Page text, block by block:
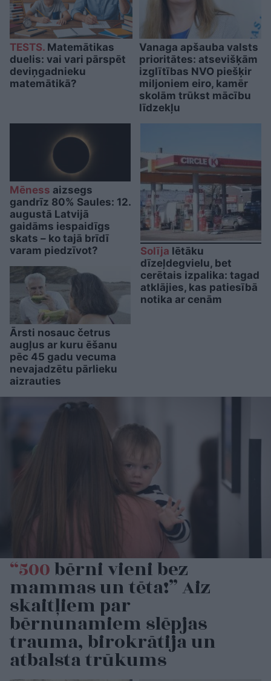
TESTS. Matemātikas
duelis: vai vari pārspēt
deviņgadnieku
matemātikā?
Vanaga apšauba valsts
prioritātes: atsevišķām
izglītības NVO piešķir
miljoniem eiro, kamēr
skolām trūkst mācību
līdzekļu
Mēness aizsegs
gandrīz 80% Saules: 12.
augustā Latvijā
gaidāms iespaidīgs
skats – ko tajā brīdī
varam piedzīvot?
Ārsti nosauc četrus
augļus ar kuru ēšanu
pēc 45 gadu vecuma
nevajadzētu pārlieku
aizrauties
Solīja lētāku
dīzeļdegvielu, bet
cerētais izpalika: tagad
atklājies, kas patiesībā
notika ar cenām
“500bērni vieni bez
mammas un tēta!” Aiz
skaitļiem par
bērnunamiem slēpjas
trauma, birokrātija un
atbalsta trūkums